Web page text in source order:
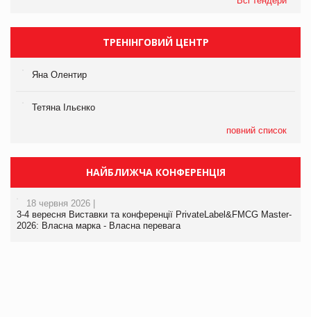
ТРЕНІНГОВИЙ ЦЕНТР
Яна Олентир
Тетяна Ільєнко
повний список
НАЙБЛИЖЧА КОНФЕРЕНЦІЯ
18 червня 2026 |
3-4 вересня Виставки та конференції PrivateLabel&FMCG Master-
2026: Власна марка - Власна перевага